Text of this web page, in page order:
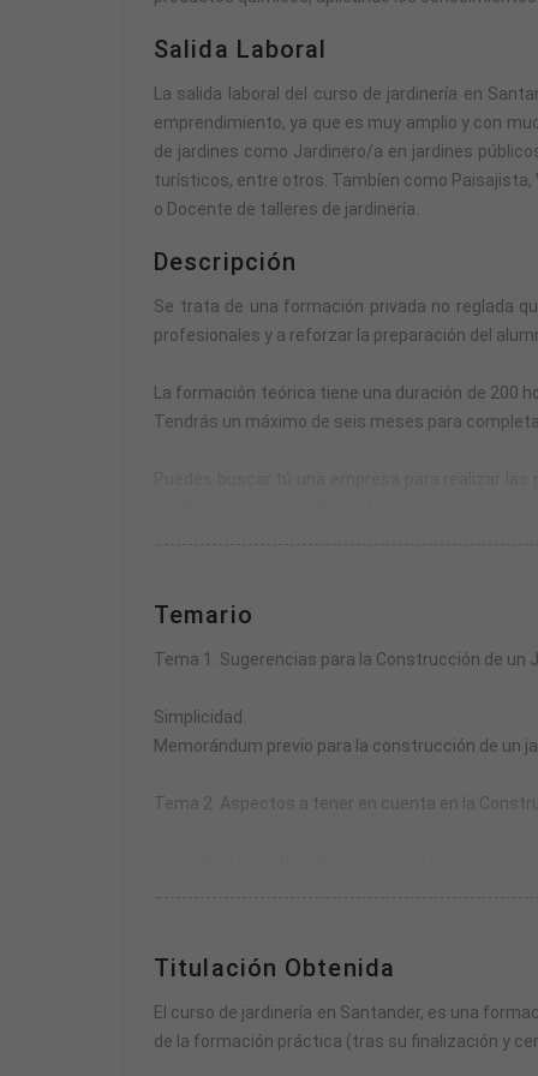
Salida Laboral
La salida laboral del curso de jardinería en
emprendimiento, ya que es muy amplio y con
de jardines como Jardinero/a en jardines
turísticos, entre otros. Tambíen como
o Docente de talleres de jardinería.
Descripción
Se trata de una formación privada no reglada
profesionales y a reforzar la preparación del
La formación teórica tiene una duración de 200
Tendrás un máximo de seis meses para
La formación práctica se compone de un
El horario de las prácticas se fijará de mutuo
parte teórica.
En total, el curso acredita 300 horas entre
Se puede realizar el pago total o solicitar
Temario
Tema 1. Sugerencias para la Construcción de un
Simplicidad.
Memorándum previo para la construcción de un
Tema 2. Aspectos a tener en cuenta en la
Tema 3. Diseño de Jardines. Elementos Básicos
Titulación Obtenida
El curso de jardinería en Santander, es una
de la formación práctica (tras su finalización y